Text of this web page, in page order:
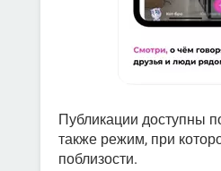
Публикации доступны
также режим, при
поблизости.